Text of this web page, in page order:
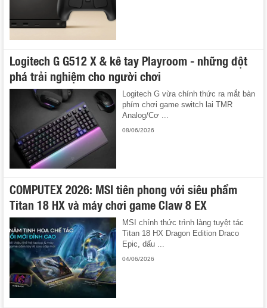
Logitech G G512 X & kê tay Playroom - những đột
phá trải nghiệm cho người chơi
Logitech G vừa chính thức ra mắt bàn
phím chơi game switch lai TMR
Analog/Cơ ...
08/06/2026
COMPUTEX 2026: MSI tiên phong với siêu phẩm
Titan 18 HX và máy chơi game Claw 8 EX
MSI chính thức trình làng tuyệt tác
Titan 18 HX Dragon Edition Draco
Epic, dấu ...
04/06/2026